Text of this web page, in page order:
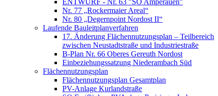
ENTWURF - Nr. 63 "SO Amperauen"
Nr. 77 „Rockermaier Areal“
Nr. 80 „Degernpoint Nordost II“
Laufende Bauleitplanverfahren
17. Änderung Flächennutzungsplan – Teilbereich
zwischen Neustadtstraße und Industriestraße
B-Plan Nr. 66 Oberes Gereuth Nordost
Einbeziehungssatzung Niederambach Süd
Flächennutzungsplan
Flächennutzungsplan Gesamtplan
PV-Anlage Kurlandstraße